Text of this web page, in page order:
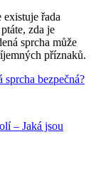
řada
zda je
sprcha může
příznaků.
sprcha bezpečná?